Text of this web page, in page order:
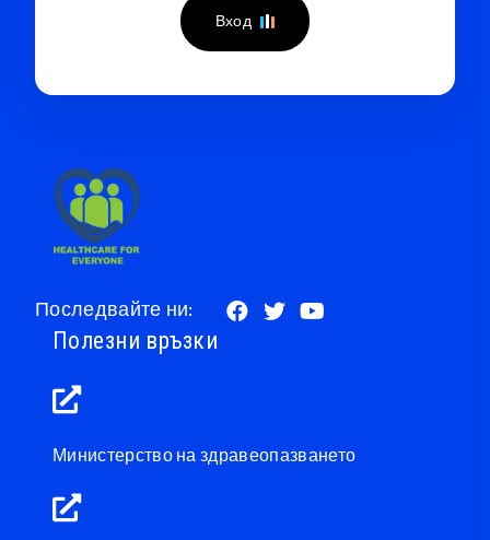
Вход
Последвайте ни:
Полезни връзки
Министерство на здравеопазването